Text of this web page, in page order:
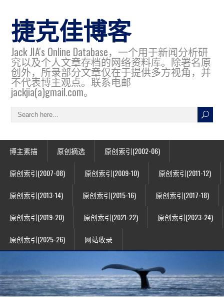
捷克佳博客
Jack JIA's Online Database，一个用于新闻分析研
究以及个人文章存档的网络资料库。除署名原
创外，所录部分文章仅在于提供多方视角，并
不代表博主观点。联系电邮
jackjia(a)gmail.com。
博主素描 原创摘选 原创索引(2002-06)
原创索引(2007-08) 原创索引(2009-10) 原创索引(2011-12)
原创索引(2013-14) 原创索引(2015-16) 原创索引(2017-18)
原创索引(2019-20) 原创索引(2021-22) 原创索引(2023-24)
原创索引(2025-26) 网站收录